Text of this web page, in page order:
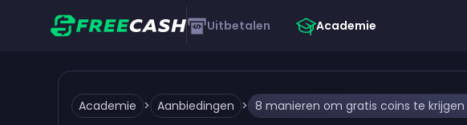
Uitbetalen Academie
Academie > Aanbiedingen >